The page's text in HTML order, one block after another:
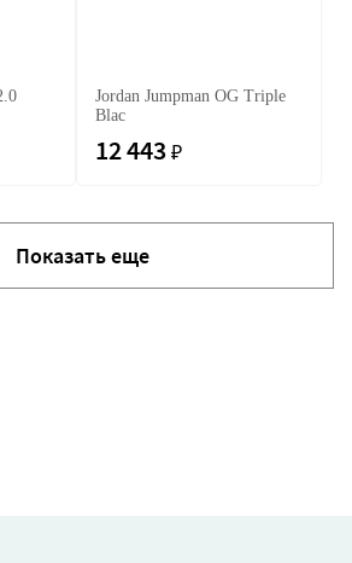
Jordan Jumpman OG Triple
Blac
12 443 ₽
Показать еще